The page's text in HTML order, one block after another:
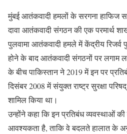
मुंबई आतंकवादी हमलों के सरगना हाफिज
दावा आतंकवादी संगठन की एक परमार्थ
पुलवामा आतंकवादी हमले में केंद्रीय
होने के बाद आतंकवादी संगठनों पर लगाम
के बीच पाकिस्तान ने 2019 में इन पर
दिसंबर 2008 में संयुक्त राष्ट्र सुरक्षा
शामिल किया था।
उन्होंने कहा कि इन प्रतिबंध व्यवस्थाओं की
आवश्यकता है, ताकि वे बदलते हालात के